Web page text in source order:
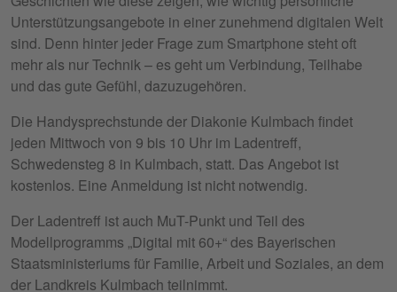
Unterstützungsangebote in einer zunehmend digitalen Welt
sind. Denn hinter jeder Frage zum Smartphone steht oft
mehr als nur Technik – es geht um Verbindung, Teilhabe
und das gute Gefühl, dazuzugehören.
Die Handysprechstunde der Diakonie Kulmbach findet
jeden Mittwoch von 9 bis 10 Uhr im Ladentreff,
Schwedensteg 8 in Kulmbach, statt. Das Angebot ist
kostenlos. Eine Anmeldung ist nicht notwendig.
Der Ladentreff ist auch MuT-Punkt und Teil des
Modellprogramms „Digital mit 60+“ des Bayerischen
Staatsministeriums für Familie, Arbeit und Soziales, an dem
der Landkreis Kulmbach teilnimmt.